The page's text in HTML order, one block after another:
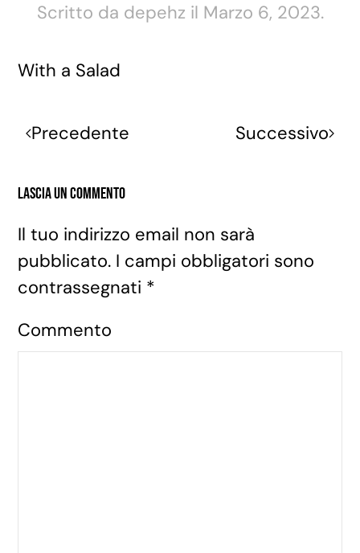
Scritto da depehz il Marzo 6, 2023.
With a Salad
Precedente Successivo
Lascia un commento
Il tuo indirizzo email non sarà
pubblicato. I campi obbligatori sono
contrassegnati *
Commento